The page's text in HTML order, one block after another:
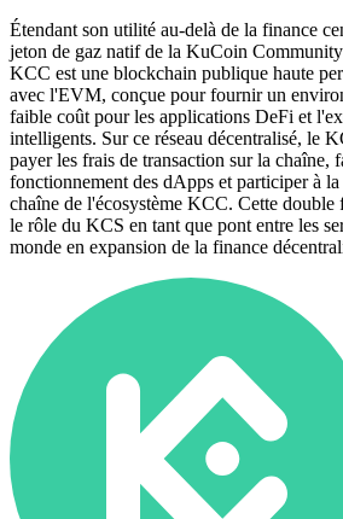
Étendant son utilité au-delà de la finance
jeton de gaz natif de la KuCoin
KCC est une blockchain publique haute
avec l'EVM, conçue pour fournir un
faible coût pour les applications DeFi et
intelligents. Sur ce réseau décentralisé, le
payer les frais de transaction sur la chaîne,
fonctionnement des dApps et participer à
chaîne de l'écosystème KCC. Cette
le rôle du KCS en tant que pont entre les
monde en expansion de la finance